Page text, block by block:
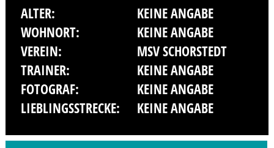
ALTER:
KEINE ANGABE
WOHNORT:
KEINE ANGABE
VEREIN:
MSV SCHORSTEDT
TRAINER:
KEINE ANGABE
FOTOGRAF:
KEINE ANGABE
LIEBLINGSSTRECKE:
KEINE ANGABE